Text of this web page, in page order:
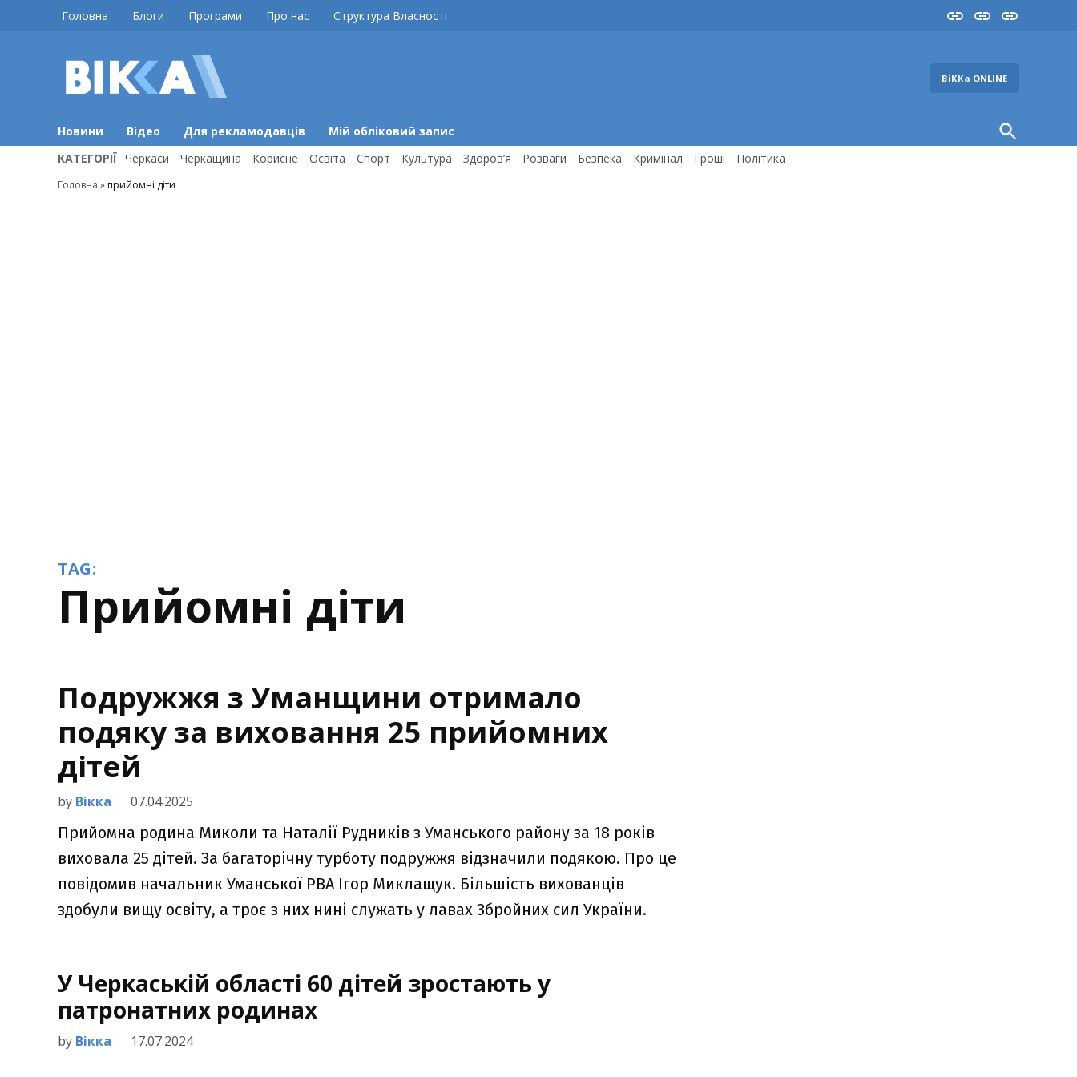
Головна Блоги Програми Про нас Структура Власності InstaYouTube
FB
ВіККа ONLINE
Новини Відео Для рекламодавців Мій обліковий запис
Open
Search
КАТЕГОРІЇ Черкаси Черкащина Корисне Освіта Спорт Культура Здоров’я Розваги Безпека Кримінал Гроші Політика
Головна » прийомні діти
TAG:
прийомні діти
Подружжя з Уманщини отримало
подяку за виховання 25 прийомних
дітей
by Вікка 07.04.2025
Прийомна родина Миколи та Наталії Рудників з Уманського району за 18 років
виховала 25 дітей. За багаторічну турботу подружжя відзначили подякою. Про це
повідомив начальник Уманської РВА Ігор Миклащук. Більшість вихованців
здобули вищу освіту, а троє з них нині служать у лавах Збройних сил України.
У Черкаській області 60 дітей зростають у
патронатних родинах
by Вікка 17.07.2024